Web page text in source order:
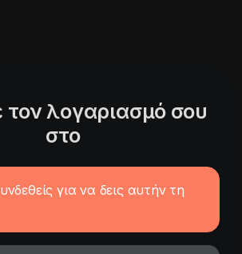
τον λογαριασμό σου
στο
για να δεις αυτήν τη